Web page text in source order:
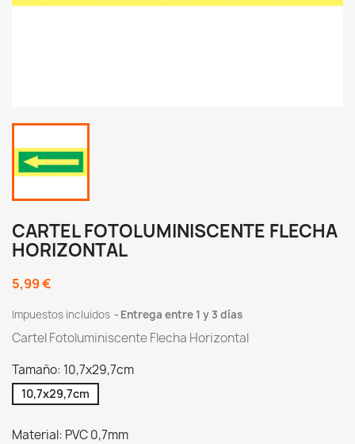
CARTEL FOTOLUMINISCENTE FLECHA
HORIZONTAL
5,99 €
Impuestos incluidos Entrega entre 1 y 3 días
Cartel Fotoluminiscente Flecha Horizontal
Tamaño: 10,7x29,7cm
10,7x29,7cm
Material: PVC 0,7mm